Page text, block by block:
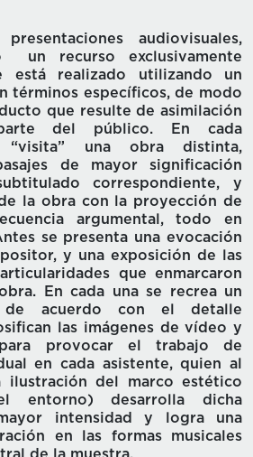
audiovisuales,
un recurso exclusivamente
está realizado utilizando un
términos específicos, de modo
que resulte de asimilación
del público. En cada
“visita” una obra distinta,
de mayor significación
correspondiente, y
la obra con la proyección de
argumental, todo en
se presenta una evocación
y una exposición de las
que enmarcaron
En cada una se recrea un
acuerdo con el detalle
las imágenes de vídeo y
provocar el trabajo de
en cada asistente, quien al
ilustración del marco estético
entorno) desarrolla dicha
intensidad y logra una
en las formas musicales